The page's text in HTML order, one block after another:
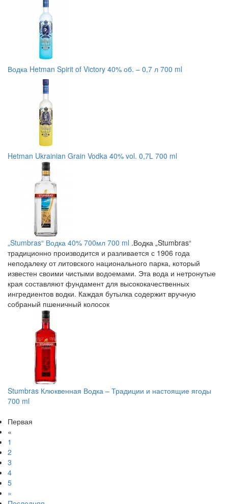
Водка Hetman Spirit of Victory 40% об. – 0,7 л 700 ml
Hetman Ukrainian Grain Vodka 40% vol. 0,7L 700 ml
„Stumbras“ Водка 40% 700мл 700 ml .Водка „Stumbras“
традиционно производится и разливается с 1906 года
неподалеку от литовского национального парка, который
известен своими чистыми водоемами. Эта вода и нетронутые
края составляют фундамент для высококачественных
ингредиентов водки. Каждая бутылка содержит вручную
собраный пшеничный колосок
Stumbras Клюквенная Водка – Традиции и настоящие ягоды
700 ml
Первая
«
1
2
3
4
5
»